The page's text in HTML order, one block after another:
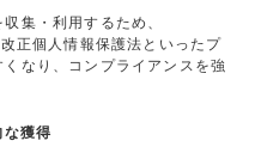
集・利用するため、
正個人情報保護法といったプ
なり、コンプライアンスを強
獲得